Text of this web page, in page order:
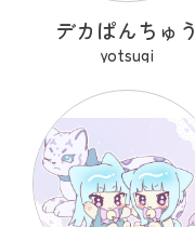
デカぱんちゅう
yotsugi